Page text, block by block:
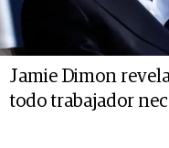
Jamie Dimon
todo trabajador